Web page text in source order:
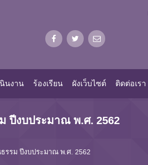
นงาน ร้องเรียน ผังเว็บไซต์ ติดต่อเรา
ปีงบประมาณ พ.ศ. 2562
รรม ปีงบประมาณ พ.ศ. 2562